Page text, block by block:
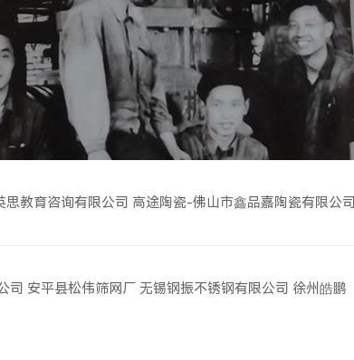
思教育咨询有限公司 高途陶瓷-佛山市鑫品嘉陶瓷有限公司
司 安平县松伟筛网厂 无锡钢振不锈钢有限公司 徐州皓鹏